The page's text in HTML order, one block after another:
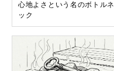
心地よさという名のボトルネ
ック